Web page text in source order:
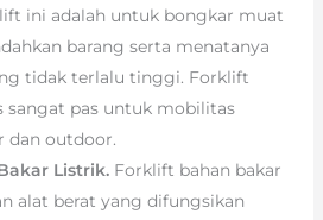
ini adalah untuk bongkar muat
barang serta menatanya
tidak terlalu tinggi. Forklift
sangat pas untuk mobilitas
dan outdoor.
Listrik. Forklift bahan bakar
alat berat yang difungsikan